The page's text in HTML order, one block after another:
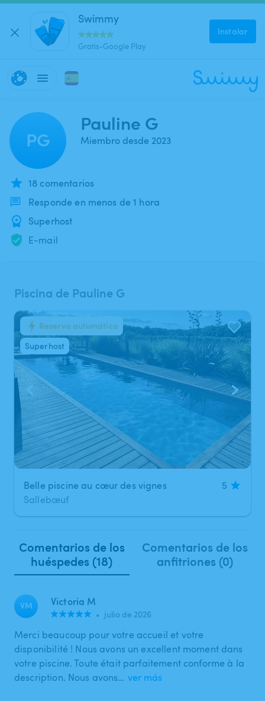
Swimmy
Gratis-Google Play
Instalar
PG
Pauline G
Miembro desde 2023
18 comentarios
Responde en menos de 1 hora
Superhost
E-mail
Piscina de Pauline G
1/5
Belle piscine au cœur des vignes
5
Sallebœuf
Reserva automática
Superhost
Comentarios de los
huéspedes (18)
Comentarios de los
anfitriones (0)
VM Victoria M
• julio de 2026
Merci beaucoup pour votre accueil et votre
disponibilité ! Nous avons un excellent moment dans
votre piscine. Toute était parfaitement conforme à la
description. Nous avons… ver más